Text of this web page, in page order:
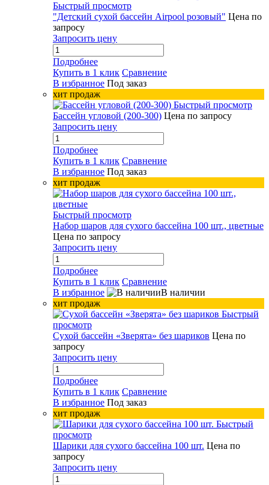
Быстрый просмотр
"Детский сухой бассейн Airpool розовый" Цена по
запросу
Запросить цену
Подробнее
Купить в 1 клик Сравнение
В избранное Под заказ
хит продаж
Быстрый просмотр
Бассейн угловой (200-300) Цена по запросу
Запросить цену
Подробнее
Купить в 1 клик Сравнение
В избранное Под заказ
хит продаж
Быстрый просмотр
Набор шаров для сухого бассейна 100 шт., цветные
Цена по запросу
Запросить цену
Подробнее
Купить в 1 клик Сравнение
В избранное
В наличии
хит продаж
Быстрый
просмотр
Сухой бассейн «Зверята» без шариков Цена по
запросу
Запросить цену
Подробнее
Купить в 1 клик Сравнение
В избранное Под заказ
хит продаж
Быстрый
просмотр
Шарики для сухого бассейна 100 шт. Цена по
запросу
Запросить цену